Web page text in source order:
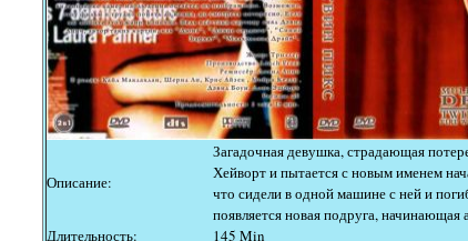
Описание:
Загадочная девушка, страдающая
Хейворт и пытается с новым именем
что сидели в одной машине с ней и
появляется новая подруга, начинающая
Длительность:
145 Min